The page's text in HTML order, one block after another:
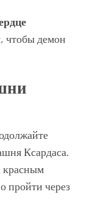
чтобы демон
Ксардаса.
красным
пройти через